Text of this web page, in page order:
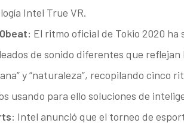
Intel True VR.
El ritmo oficial de Tokio 2020 ha
de sonido diferentes que reflejan
y “naturaleza”, recopilando cinco
usando para ello soluciones de
: Intel anunció que el torneo de